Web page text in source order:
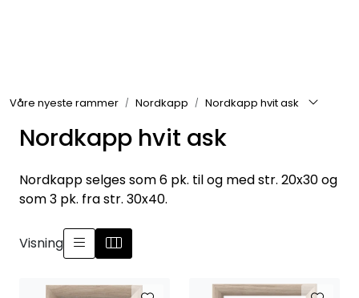
Våre nyeste rammer Nordkapp Nordkapp hvit ask
Nordkapp hvit ask
Nordkapp selges som 6 pk. til og med str. 20x30 og
som 3 pk. fra str. 30x40.
Visning
Passepartout
Tilbehør til innramming
Innrammede bilder
Canvas
Glass art